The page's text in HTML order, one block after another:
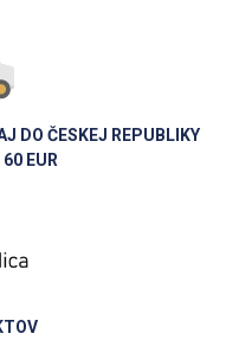
DO ČESKEJ REPUBLIKY
EUR